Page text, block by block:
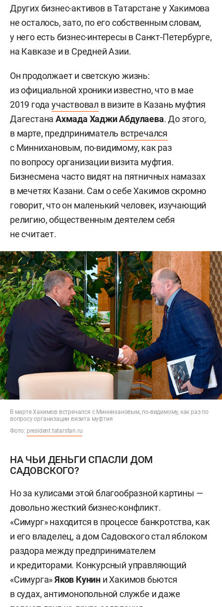
Других бизнес-активов в Татарстане у Хакимова
не осталось, зато, по его собственным словам,
у него есть бизнес-интересы в Санкт-Петербурге,
на Кавказе и в Средней Азии.
Он продолжает и светскую жизнь:
из официальной хроники известно, что в мае
2019 годаучаствовал в визите в Казань муфтия
ДагестанаАхмада Хаджи Абдулаева. До этого,
в марте, предприниматель встречался
с Миннихановым, по-видимому, как раз
по вопросу организации визита муфтия.
Бизнесмена часто видят на пятничных намазах
в мечетях Казани. Сам о себе Хакимов скромно
говорит, что он маленький человек, изучающий
религию, общественным деятелем себя
не считает.
В марте Хакимов встречался с Миннихановым, по-видимому, как раз по
вопросу организации визита муфтия
Фото: president.tatarstan.ru
НА ЧЬИ ДЕНЬГИ СПАСЛИ ДОМ
САДОВСКОГО?
Но за кулисами этой благообразной картины —
довольно жесткий бизнес-конфликт.
«Симург» находится в процессе банкротства, как
и его владелец, а дом Садовского стал яблоком
раздора между предпринимателем
и кредиторами. Конкурсный управляющий
«Симурга»Яков Кунин и Хакимов бьются
в судах, антимонопольной службе и даже